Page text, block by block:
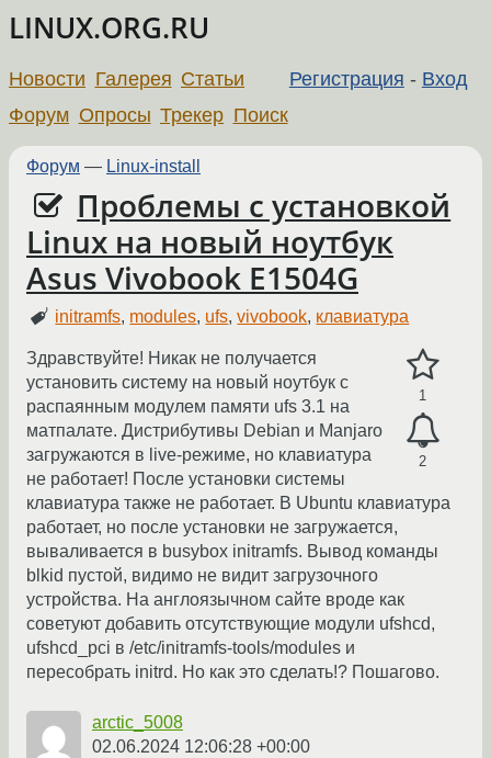
LINUX.ORG.RU
Регистрация - Вход
Новости Галерея Статьи
Форум Опросы Трекер Поиск
Форум — Linux-install
Проблемы с установкой
Linux на новый ноутбук
Asus Vivobook E1504G
initramfs, modules, ufs,vivobook, клавиатура
1
2
Здравствуйте! Никак не получается
установить систему на новый ноутбук с
распаянным модулем памяти ufs 3.1 на
матпалате. Дистрибутивы Debian и Manjaro
загружаются в live-режиме, но клавиатура
не работает! После установки системы
клавиатура также не работает. В Ubuntu клавиатура
работает, но после установки не загружается,
вываливается в busybox initramfs. Вывод команды
blkid пустой, видимо не видит загрузочного
устройства. На англоязычном сайте вроде как
советуют добавить отсутствующие модули ufshcd,
ufshcd_pci в /etc/initramfs-tools/modules и
пересобрать initrd. Но как это сделать!? Пошагово.
arctic_5008
02.06.2024 12:06:28 +00:00